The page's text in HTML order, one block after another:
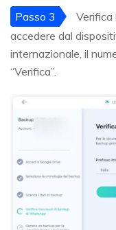
Passo 3
Verifica
accedere dal
internazionale, il
“Verifica”.